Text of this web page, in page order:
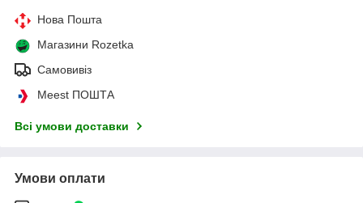
Нова Пошта
Магазини Rozetka
Самовивіз
Meest ПОШТА
Всі умови доставки
Умови оплати